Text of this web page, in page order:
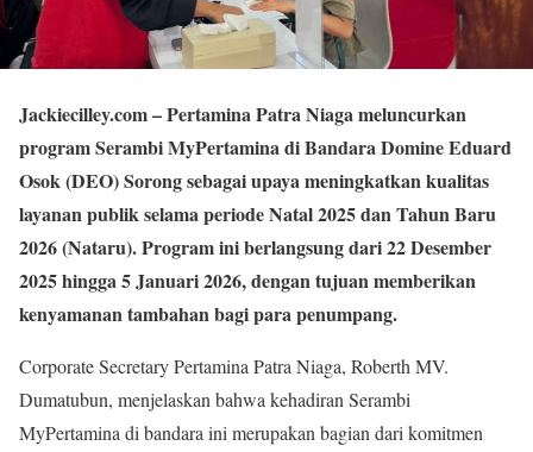
Jackiecilley.com– Pertamina Patra Niaga meluncurkan
program Serambi MyPertamina di Bandara Domine Eduard
Osok (DEO) Sorong sebagai upaya meningkatkan kualitas
layanan publik selama periode Natal 2025 dan Tahun Baru
2026 (Nataru). Program ini berlangsung dari 22 Desember
2025 hingga 5 Januari 2026, dengan tujuan memberikan
kenyamanan tambahan bagi para penumpang.
Corporate Secretary Pertamina Patra Niaga, Roberth MV.
Dumatubun, menjelaskan bahwa kehadiran Serambi
MyPertamina di bandara ini merupakan bagian dari komitmen